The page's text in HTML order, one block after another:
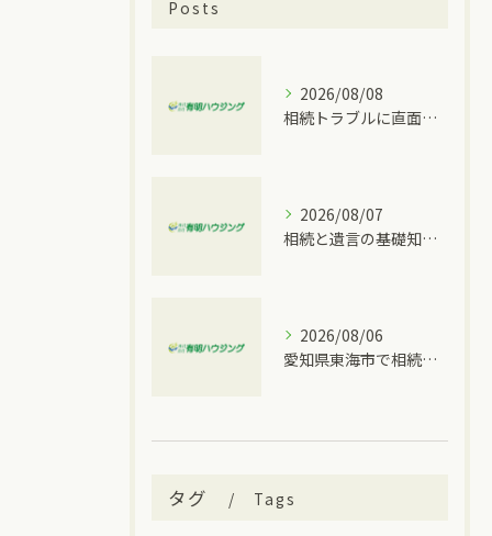
Posts
2026/08/08
相続トラブルに直面したとき家族内で揉めやすいパターンと愛知県豊明市で行える対策
2026/08/07
相続と遺言の基礎知識を大府市の実情に合わせて分かりやすく解説
2026/08/06
愛知県東海市で相続トラブルが発生した時に取るべき具体的な手順と窓口比較
タグ Tags